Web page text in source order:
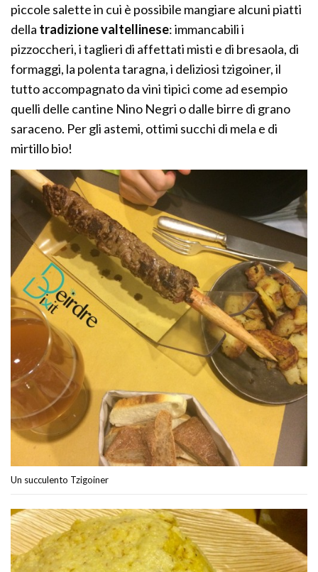
piccole salette in cui è possibile mangiare alcuni piatti
della tradizione valtellinese: immancabili i
pizzoccheri, i taglieri di affettati misti e di bresaola, di
formaggi, la polenta taragna, i deliziosi tzigoiner, il
tutto accompagnato da vini tipici come ad esempio
quelli delle cantine Nino Negri o dalle birre di grano
saraceno. Per gli astemi, ottimi succhi di mela e di
mirtillo bio!
Un succulento Tzigoiner